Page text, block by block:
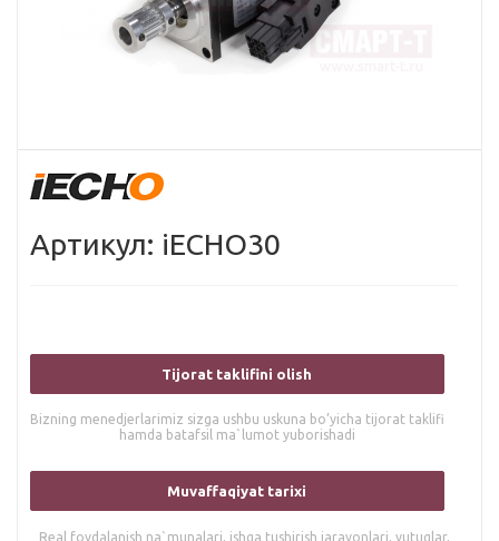
Артикул: iECHO30
Tijorat taklifini olish
Bizning menedjerlarimiz sizga ushbu uskuna bo’yicha tijorat taklifi
hamda batafsil ma`lumot yuborishadi
Muvaffaqiyat tarixi
Real foydalanish na`munalari, ishga tushirish jarayonlari, yutuqlar,